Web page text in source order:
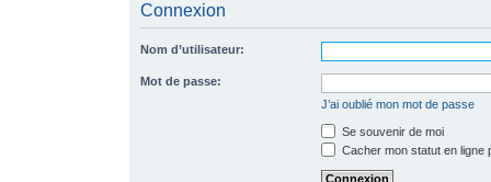
Connexion
Nom d’utilisateur:
Mot de passe:
J’ai oublié mon mot de passe
Se souvenir de moi
Cacher mon statut en ligne